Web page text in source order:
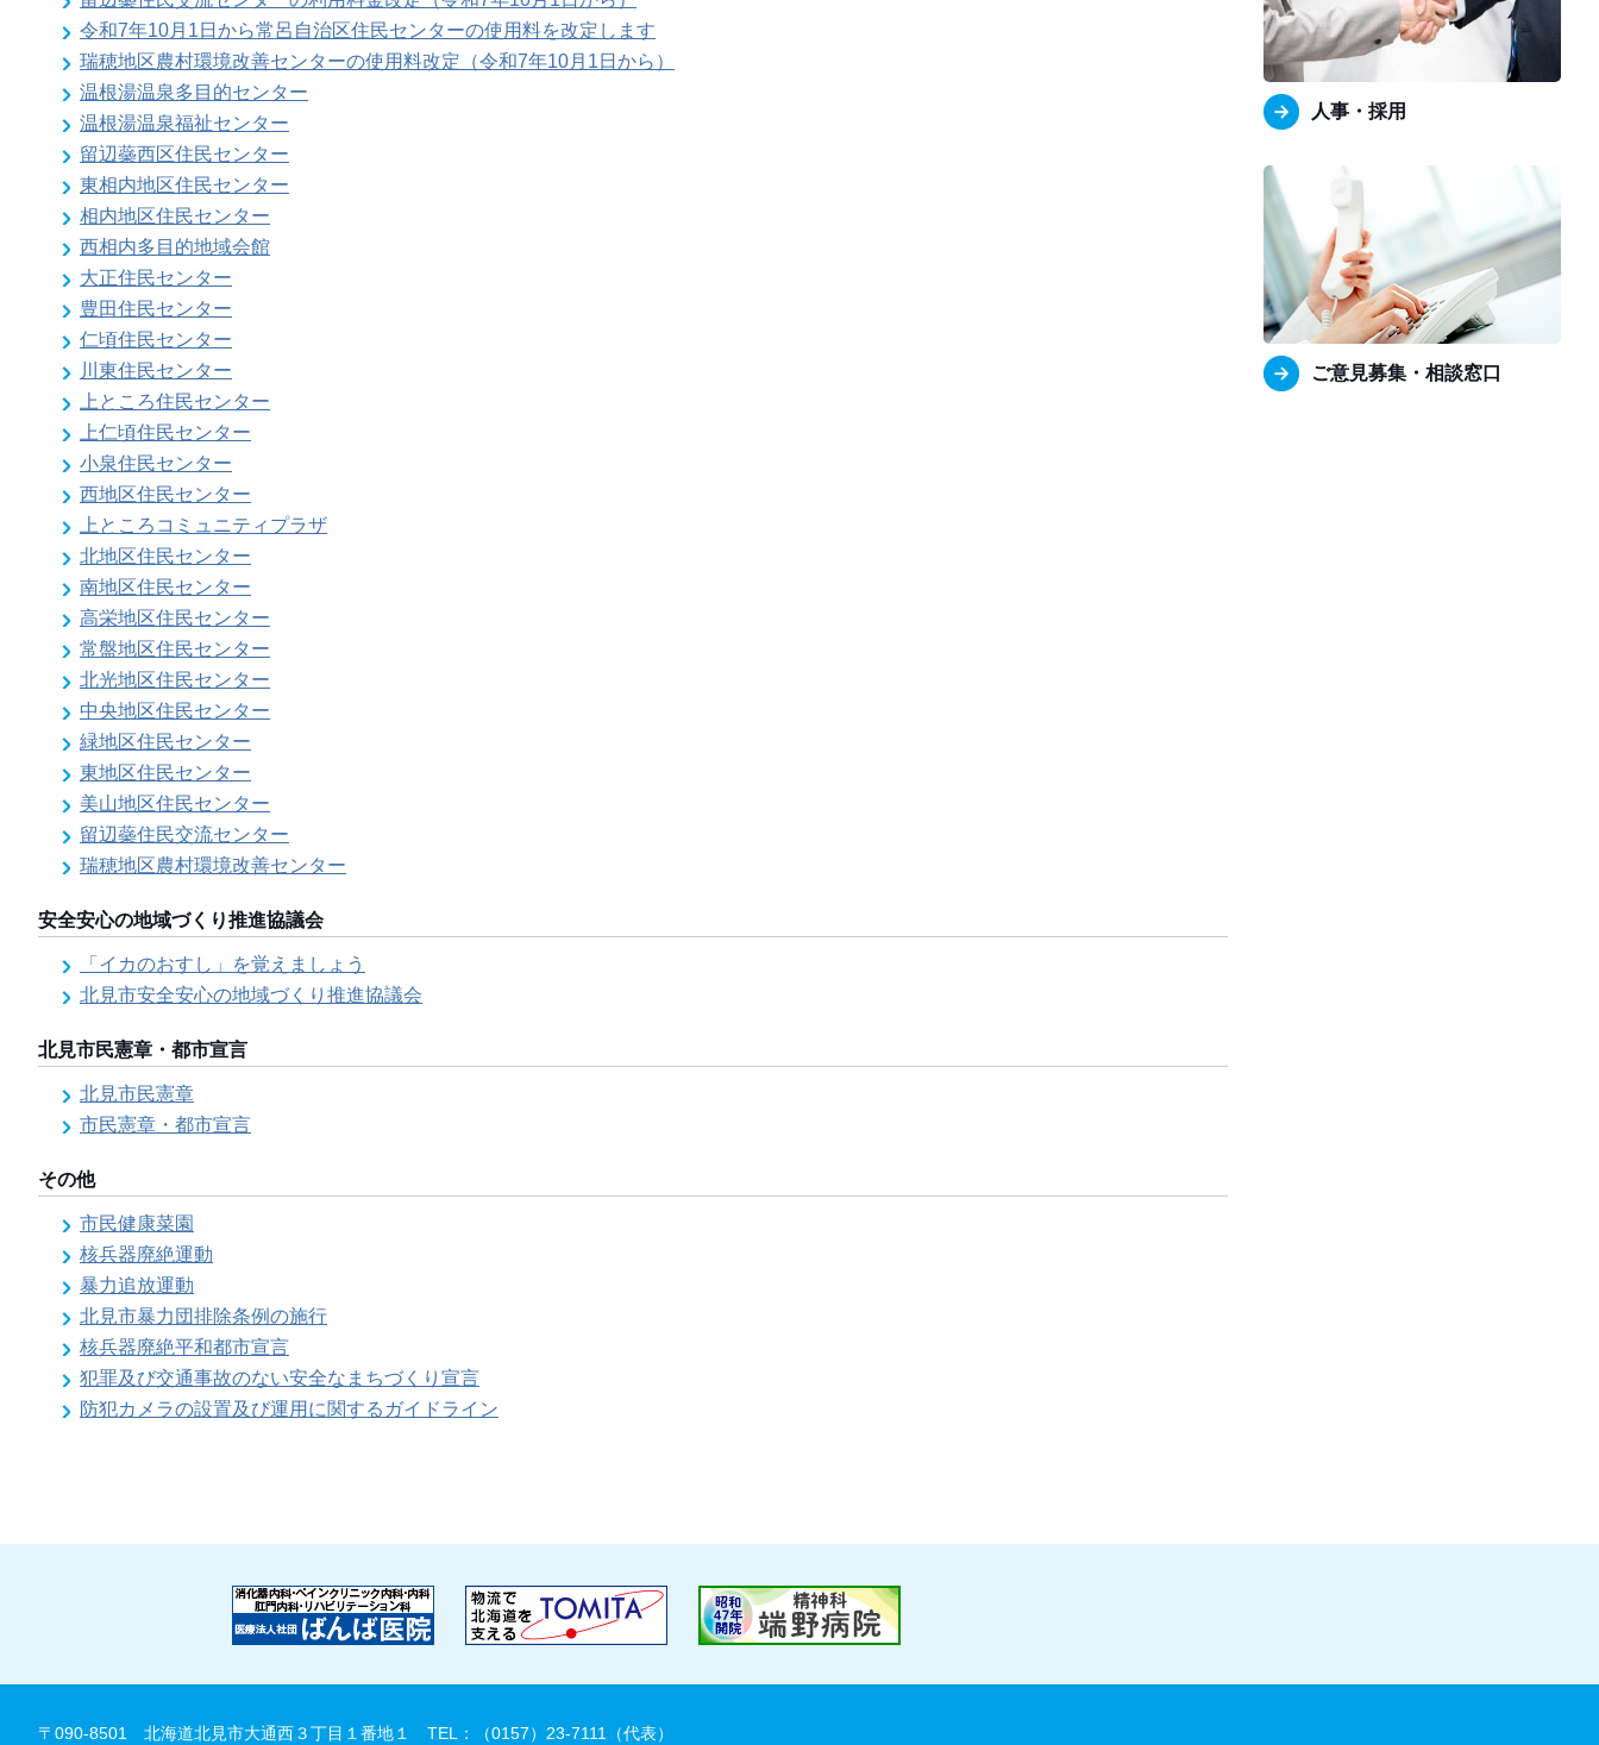
令和7年10月1日から常呂自治区住民センターの使用料を改定します
瑞穂地区農村環境改善センターの使用料改定（令和7年10月1日から）
温根湯温泉多目的センター
温根湯温泉福祉センター
留辺蘂西区住民センター
東相内地区住民センター
相内地区住民センター
西相内多目的地域会館
大正住民センター
豊田住民センター
仁頃住民センター
川東住民センター
上ところ住民センター
上仁頃住民センター
小泉住民センター
西地区住民センター
上ところコミュニティプラザ
北地区住民センター
南地区住民センター
高栄地区住民センター
常盤地区住民センター
北光地区住民センター
中央地区住民センター
緑地区住民センター
東地区住民センター
美山地区住民センター
留辺蘂住民交流センター
瑞穂地区農村環境改善センター
安全安心の地域づくり推進協議会
「イカのおすし」を覚えましょう
北見市安全安心の地域づくり推進協議会
北見市民憲章・都市宣言
北見市民憲章
市民憲章・都市宣言
その他
市民健康菜園
核兵器廃絶運動
暴力追放運動
北見市暴力団排除条例の施行
核兵器廃絶平和都市宣言
犯罪及び交通事故のない安全なまちづくり宣言
防犯カメラの設置及び運用に関するガイドライン
人事・採用
ご意見募集・相談窓口
〒090-8501 北海道北見市大通西３丁目１番地１ TEL：（0157）23-7111（代表）